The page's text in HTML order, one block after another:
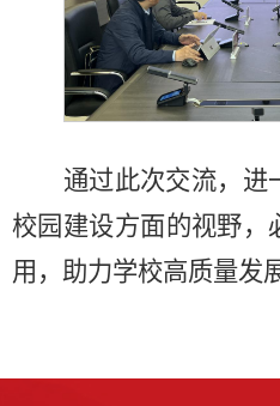
通过此次交流，进
校园建设方面的视野，
用，助力学校高质量发